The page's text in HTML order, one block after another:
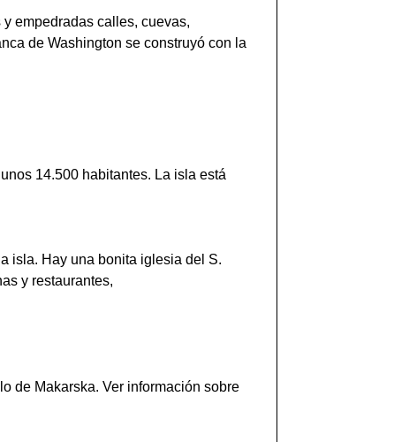
empedradas calles, cuevas,
de Washington se construyó con la
14.500 habitantes. La isla está
isla. Hay una bonita iglesia del S.
y restaurantes,
de Makarska. Ver información sobre